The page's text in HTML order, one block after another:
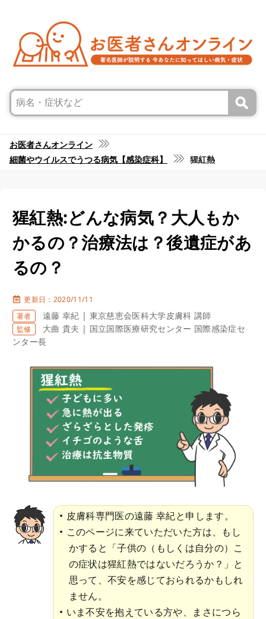
お医者さんオンライン
細菌やウイルスでうつる病気【感染症科】
猩紅熱
猩紅熱:どんな病気？大人もか
かるの？治療法は？後遺症があ
るの？
更新日：2020/11/11
著者
遠藤 幸紀 | 東京慈恵会医科大学皮膚科 講師
監修
大曲 貴夫 | 国立国際医療研究センター 国際感染症セ
ンター長
皮膚科専門医の遠藤 幸紀と申します。
このページに来ていただいた方は、もし
かすると「子供の（もしくは自分の）こ
の症状は猩紅熱ではないだろうか？」と
思って、不安を感じておられるかもしれ
ません。
いま不安を抱えている方や、まさにつら